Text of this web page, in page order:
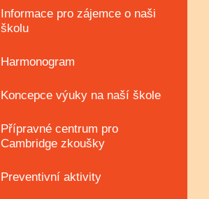
Informace pro zájemce o naši
školu
Harmonogram
Koncepce výuky na naší škole
Přípravné centrum pro
Cambridge zkoušky
Preventivní aktivity